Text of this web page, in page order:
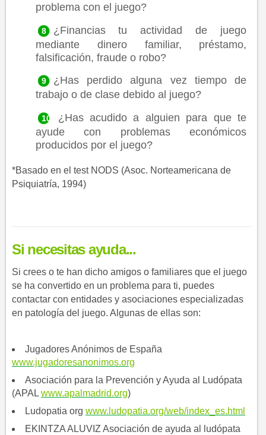
problema con el juego?
¿Financias tu actividad de juego
mediante dinero familiar, préstamo,
falsificación, fraude o robo?
¿Has perdido alguna vez tiempo de
trabajo o de clase debido al juego?
¿Has acudido a alguien para que te
ayude con problemas económicos
producidos por el juego?
*Basado en el test NODS (Asoc. Norteamericana de
Psiquiatría, 1994)
Si necesitas ayuda...
Si crees o te han dicho amigos o familiares que el juego
se ha convertido en un problema para ti, puedes
contactar con entidades y asociaciones especializadas
en patología del juego. Algunas de ellas son:
Jugadores Anónimos de España
www.jugadoresanonimos.org
Asociación para la Prevención y Ayuda al Ludópata
(APAL www.apalmadrid.org)
Ludopatia org www.ludopatia.org/web/index_es.html
EKINTZA ALUVIZ Asociación de ayuda al ludópata